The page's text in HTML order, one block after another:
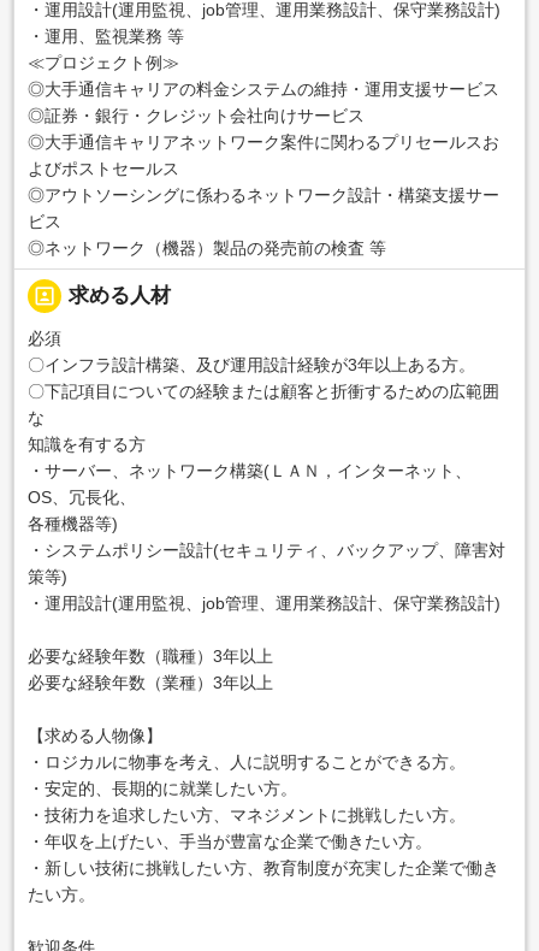
・運用設計(運用監視、job管理、運用業務設計、保守業務設計)
・運用、監視業務 等
≪プロジェクト例≫
◎大手通信キャリアの料金システムの維持・運用支援サービス
◎証券・銀行・クレジット会社向けサービス
◎大手通信キャリアネットワーク案件に関わるプリセールスお
よびポストセールス
◎アウトソーシングに係わるネットワーク設計・構築支援サー
ビス
◎ネットワーク（機器）製品の発売前の検査 等
portrait 求める人材
必須
〇インフラ設計構築、及び運用設計経験が3年以上ある方。
〇下記項目についての経験または顧客と折衝するための広範囲
な
知識を有する方
・サーバー、ネットワーク構築(ＬＡＮ，インターネット、
OS、冗長化、
各種機器等)
・システムポリシー設計(セキュリティ、バックアップ、障害対
策等)
・運用設計(運用監視、job管理、運用業務設計、保守業務設計)
必要な経験年数（職種）3年以上
必要な経験年数（業種）3年以上
【求める人物像】
・ロジカルに物事を考え、人に説明することができる方。
・安定的、長期的に就業したい方。
・技術力を追求したい方、マネジメントに挑戦したい方。
・年収を上げたい、手当が豊富な企業で働きたい方。
・新しい技術に挑戦したい方、教育制度が充実した企業で働き
たい方。